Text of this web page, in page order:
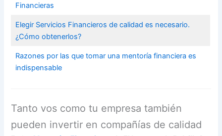
Financieras
Elegir Servicios Financieros de calidad es necesario.
¿Cómo obtenerlos?
Razones por las que tomar una mentoría financiera es
indispensable
Tanto vos como tu empresa también
pueden invertir en compañías de calidad